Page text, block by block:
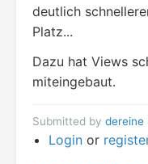
deutlich
Platz...
Dazu hat Views
miteingebaut.
Submitted by dereine
Login or